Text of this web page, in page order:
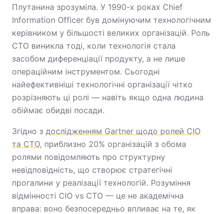
Плутанина зрозуміла. У 1990-х роках Chief
Information Officer був домінуючим технологічним
керівником у більшості великих організацій. Роль
CTO виникла тоді, коли технологія стала
засобом диференціації продукту, а не лише
операційним інструментом. Сьогодні
найефективніші технологічні організації чітко
розрізняють ці ролі — навіть якщо одна людина
обіймає обидві посади.
Згідно з дослідженням Gartner щодо ролей CIO
та CTO, приблизно 20% організацій з обома
ролями повідомляють про структурну
невідповідність, що створює стратегічні
прогалини у реалізації технологій. Розуміння
відмінності CIO vs CTO — це не академічна
вправа: воно безпосередньо впливає на те, як